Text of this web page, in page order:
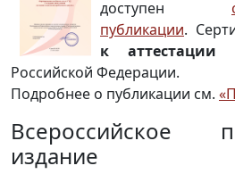
доступен
публикации.
к аттестации
Российской Федерации.
Подробнее о публикации см.
Всероссийское
издание